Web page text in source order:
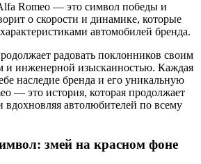
Romeo — это символ победы и
о скорости и динамике, которые
автомобилей бренда.
радовать поклонников своим
и инженерной изысканностью. Каждая
наследие бренда и его уникальную
— это история, которая продолжает
вдохновляя автолюбителей по всему
змей на красном фоне